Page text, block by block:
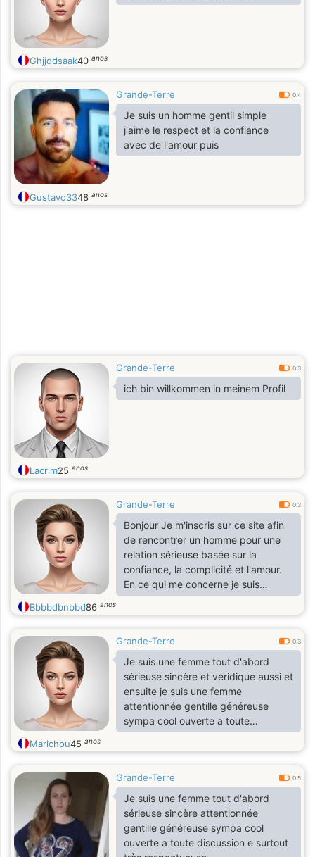
Ghjjddsaak40 anos
Grande-Terre 0.4
Je suis un homme gentil simple
j'aime le respect et la confiance
avec de l'amour puis
Gustavo3348 anos
Grande-Terre 0.3
ich bin willkommen in meinem Profil
Lacrim25 anos
Grande-Terre 0.3
Bonjour Je m'inscris sur ce site afin
de rencontrer un homme pour une
relation sérieuse basée sur la
confiance, la complicité et l'amour.
En ce qui me concerne je suis
dynamique, ouverte, aimant rire,
fidèle, tendre mais je ne vais pas
discuter avec des ami
Bbbbdbnbbd86 anos
Grande-Terre 0.3
Je suis une femme tout d'abord
sérieuse sincère et véridique aussi et
ensuite je suis une femme
attentionnée gentille généreuse
sympa cool ouverte a toute
discussion e surtout très
respectueuse
Marichou45 anos
Grande-Terre 0.5
Je suis une femme tout d'abord
sérieuse sincère attentionnée
gentille généreuse sympa cool
ouverte a toute discussion e surtout